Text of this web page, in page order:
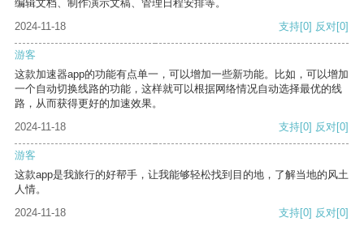
编辑文档、制作演示文稿、管理日程安排等。
2024-11-18
支持[0] 反对[0]
游客
这款加速器app的功能有点单一，可以增加一些新功能。比如，可以增加
一个自动切换线路的功能，这样就可以根据网络情况自动选择最优的线
路，从而获得更好的加速效果。
2024-11-18
支持[0] 反对[0]
游客
这款app是我旅行的好帮手，让我能够轻松找到目的地，了解当地的风土
人情。
2024-11-18
支持[0] 反对[0]